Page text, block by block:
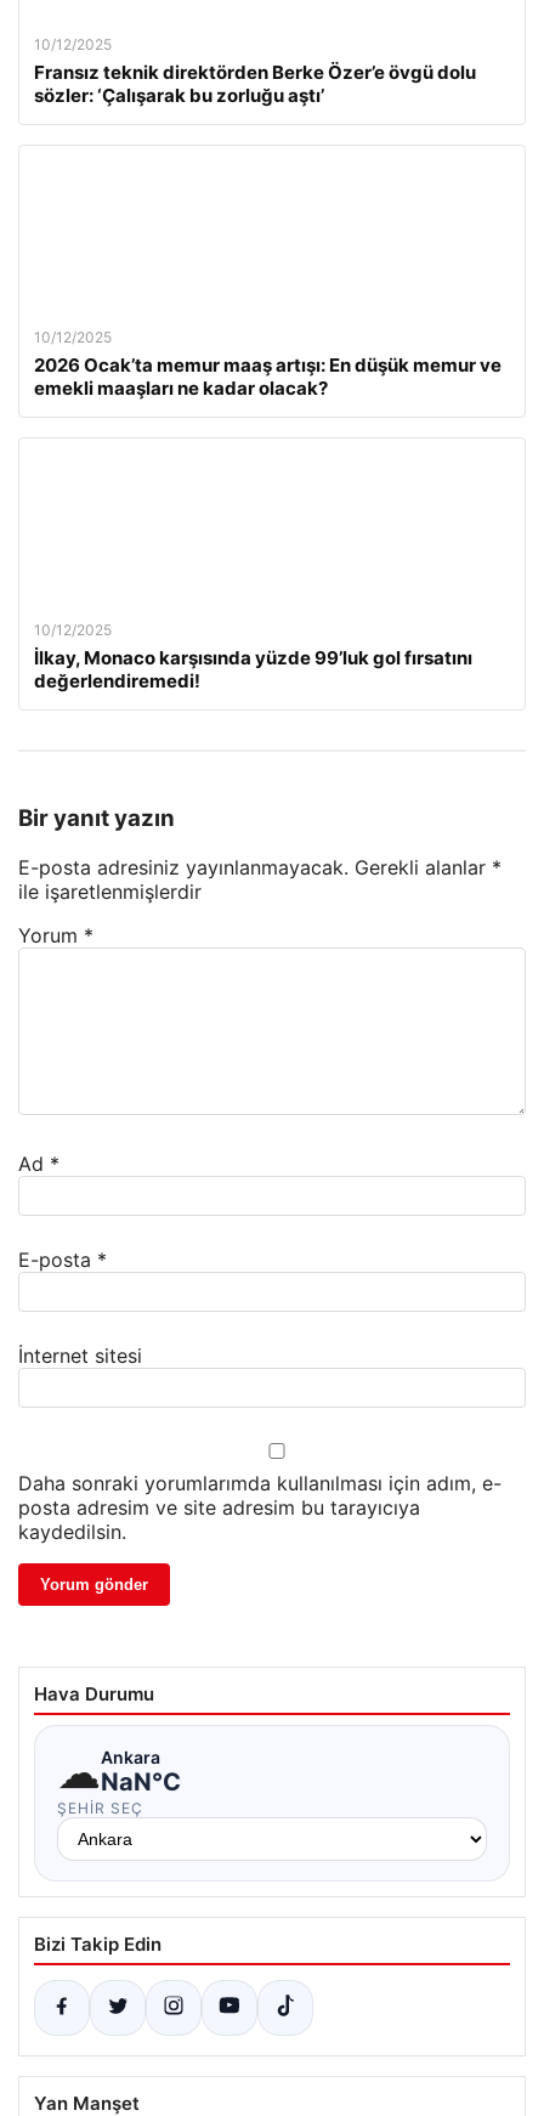
10/12/2025
Fransız teknik direktörden Berke Özer’e övgü dolu
sözler: ‘Çalışarak bu zorluğu aştı’
10/12/2025
2026 Ocak’ta memur maaş artışı: En düşük memur ve
emekli maaşları ne kadar olacak?
10/12/2025
İlkay, Monaco karşısında yüzde 99’luk gol fırsatını
değerlendiremedi!
Bir yanıt yazın
E-posta adresiniz yayınlanmayacak. Gerekli alanlar *
ile işaretlenmişlerdir
Yorum *
Ad *
E-posta *
İnternet sitesi
Daha sonraki yorumlarımda kullanılması için adım, e-
posta adresim ve site adresim bu tarayıcıya
kaydedilsin.
Hava Durumu
☁Ankara
NaN°C
ŞEHIR SEÇ
Bizi Takip Edin
Yan Manşet